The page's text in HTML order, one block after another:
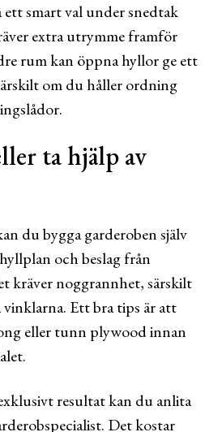
smart val under snedtak
extra utrymme framför
rum kan öppna hyllor ge ett
om du håller ordning
ta hjälp av
du bygga garderoben själv
och beslag från
kräver noggrannhet, särskilt
vinklarna. Ett bra tips är att
eller tunn plywood innan
resultat kan du anlita
Det kostar